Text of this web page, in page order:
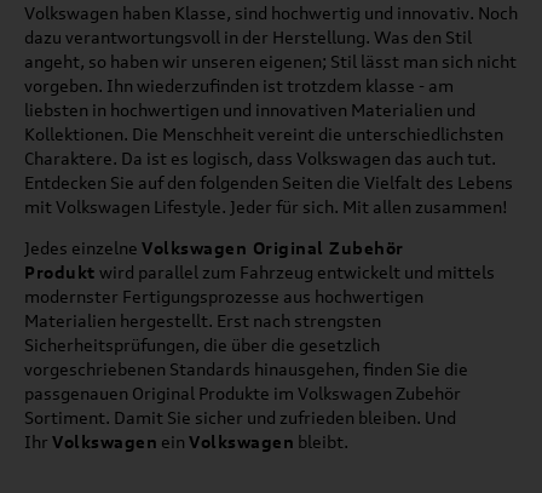
Volkswagen haben Klasse, sind hochwertig und innovativ. Noch
dazu verantwortungsvoll in der Herstellung. Was den Stil
angeht, so haben wir unseren eigenen; Stil lässt man sich nicht
vorgeben. Ihn wiederzufinden ist trotzdem klasse - am
liebsten in hochwertigen und innovativen Materialien und
Kollektionen. Die Menschheit vereint die unterschiedlichsten
Charaktere. Da ist es logisch, dass Volkswagen das auch tut.
Entdecken Sie auf den folgenden Seiten die Vielfalt des Lebens
mit Volkswagen Lifestyle. Jeder für sich. Mit allen zusammen!
Jedes einzelne Volkswagen Original Zubehör
Produkt wird parallel zum Fahrzeug entwickelt und mittels
modernster Fertigungsprozesse aus hochwertigen
Materialien hergestellt. Erst nach strengsten
Sicherheitsprüfungen, die über die gesetzlich
vorgeschriebenen Standards hinausgehen, finden Sie die
passgenauen Original Produkte im Volkswagen Zubehör
Sortiment. Damit Sie sicher und zufrieden bleiben. Und
Ihr Volkswagen ein Volkswagen bleibt.